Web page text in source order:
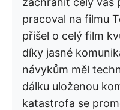
pracoval na filmu
přišel o celý film
díky jasné
návykům měl
dálku uloženou
katastrofa se